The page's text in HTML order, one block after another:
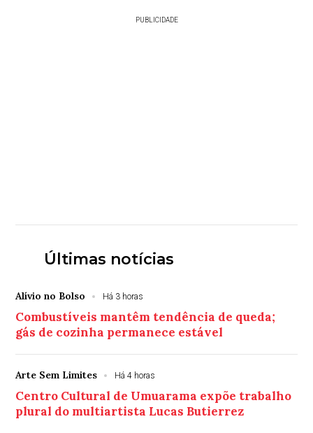
PUBLICIDADE
Últimas notícias
Alívio no Bolso Há 3 horas
Combustíveis mantêm tendência de queda;
gás de cozinha permanece estável
Arte Sem Limites Há 4 horas
Centro Cultural de Umuarama expõe trabalho
plural do multiartista Lucas Butierrez